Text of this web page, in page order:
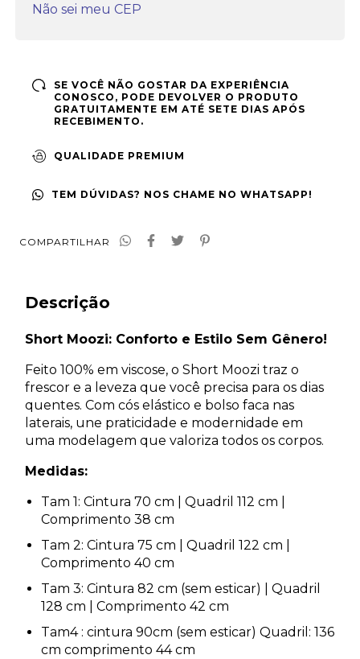
Não sei meu CEP
SE VOCÊ NÃO GOSTAR DA EXPERIÊNCIA
CONOSCO, PODE DEVOLVER O PRODUTO
GRATUITAMENTE EM ATÉ SETE DIAS APÓS
RECEBIMENTO.
QUALIDADE PREMIUM
TEM DÚVIDAS? NOS CHAME NO WHATSAPP!
COMPARTILHAR
Descrição
Short Moozi: Conforto e Estilo Sem Gênero!
Feito 100% em viscose, o Short Moozi traz o
frescor e a leveza que você precisa para os dias
quentes. Com cós elástico e bolso faca nas
laterais, une praticidade e modernidade em
uma modelagem que valoriza todos os corpos.
Medidas:
Tam 1: Cintura 70 cm | Quadril 112 cm |
Comprimento 38 cm
Tam 2: Cintura 75 cm | Quadril 122 cm |
Comprimento 40 cm
Tam 3: Cintura 82 cm (sem esticar) | Quadril
128 cm | Comprimento 42 cm
Tam4 : cintura 90cm (sem esticar) Quadril: 136
cm comprimento 44 cm